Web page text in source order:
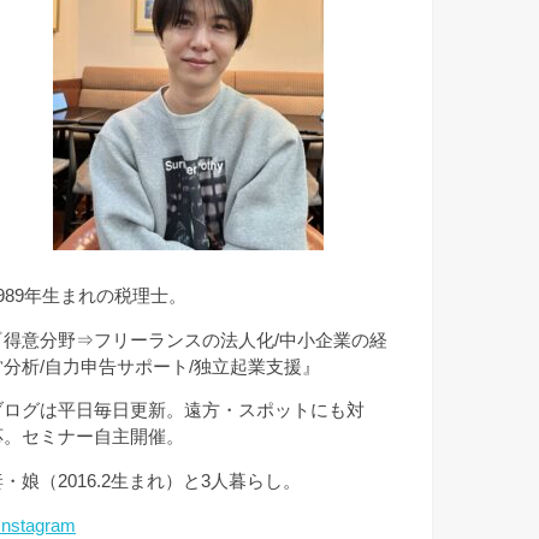
年生まれの税理士。
得意分野⇒フリーランスの法人化/中小企業の経
析/自力申告サポート/独立起業支援』
ログは平日毎日更新。遠方・スポットにも対
セミナー自主開催。
娘（2016.2生まれ）と3人暮らし。